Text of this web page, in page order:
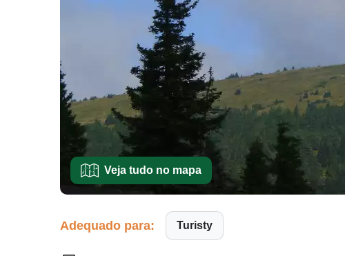
Veja tudo no mapa
Adequado para: Turisty